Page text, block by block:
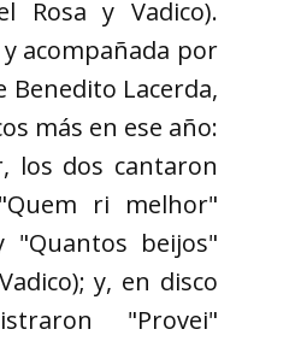
Rosa y Vadico).
acompañada por
Benedito Lacerda,
más en ese año:
los dos cantaron
ri melhor"
"Quantos beijos"
y, en disco
"Provei"